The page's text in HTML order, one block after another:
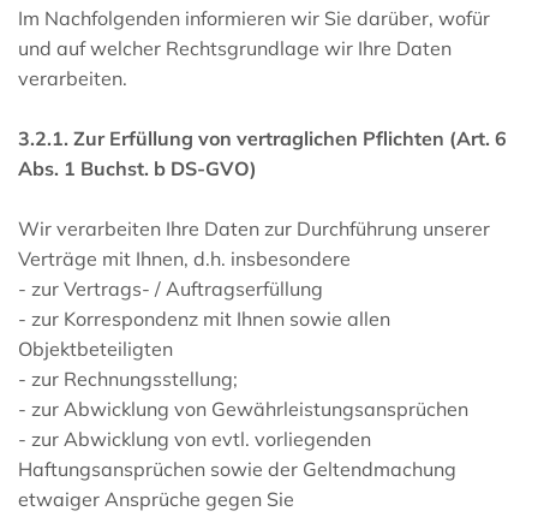
Im Nachfolgenden informieren wir Sie darüber, wofür
und auf welcher Rechtsgrundlage wir Ihre Daten
verarbeiten.
3.2.1. Zur Erfüllung von vertraglichen Pflichten (Art. 6
Abs. 1 Buchst. b DS-GVO)
Wir verarbeiten Ihre Daten zur Durchführung unserer
Verträge mit Ihnen, d.h. insbesondere
- zur Vertrags- / Auftragserfüllung
- zur Korrespondenz mit Ihnen sowie allen
Objektbeteiligten
- zur Rechnungsstellung;
- zur Abwicklung von Gewährleistungsansprüchen
- zur Abwicklung von evtl. vorliegenden
Haftungsansprüchen sowie der Geltendmachung
etwaiger Ansprüche gegen Sie